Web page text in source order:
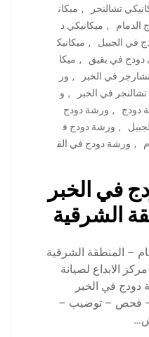
تشالنجر , ميكان
الدمام , ميكانيكي د
في الجبيل , ميكانيك
دودج في بقيق , ميكا
في الخبر , ور
في الخبر , و
دودج , ورشة دودج
, ورشة دودج ف
, ورشة دودج في الق
في الخبر
الشرقية
– المنطقة الشرقية
الابداع لصيانة
دودج في الخبر
– فحص – توضيب –